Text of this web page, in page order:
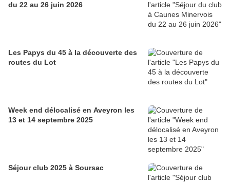
du 22 au 26 juin 2026
Les Papys du 45 à la découverte des
routes du Lot
Week end délocalisé en Aveyron les
13 et 14 septembre 2025
Séjour club 2025 à Soursac